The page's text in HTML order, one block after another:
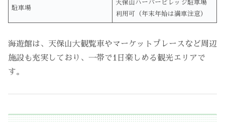
駐車場
天保山ハーバービレッジ駐車場
利用可（年末年始は満車注意）
海遊館は、天保山大観覧車やマーケットプレースなど周辺
施設も充実しており、一帯で1日楽しめる観光エリアで
す。